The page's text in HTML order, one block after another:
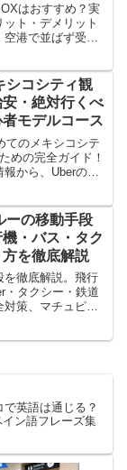
はおすすめ？実
ト・デメリット
港で並ばず受取
初心者の方も必見
シコシティ観
・絶対行くべ
モデルコース
てのメキシコシテ
めの完全ガイド！
から、Uberの活
。メキシコ旅行の
解決し、最高の思
す！
ーの移動手段
・バス・タク
を徹底解説
を徹底解説。飛行
・タクシー・鉄道
策、マチュピチ
で英語は通じる？
ン語フレーズ集